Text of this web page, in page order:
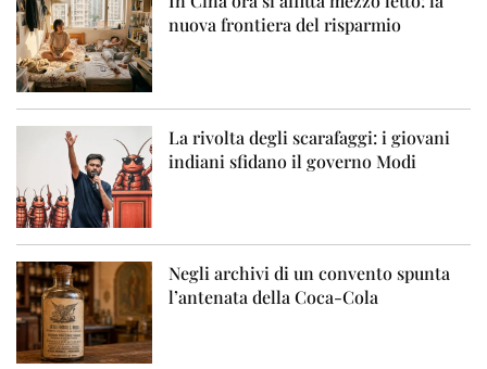
nuova frontiera del risparmio
La rivolta degli scarafaggi: i giovani
indiani sfidano il governo Modi
Negli archivi di un convento spunta
l’antenata della Coca-Cola